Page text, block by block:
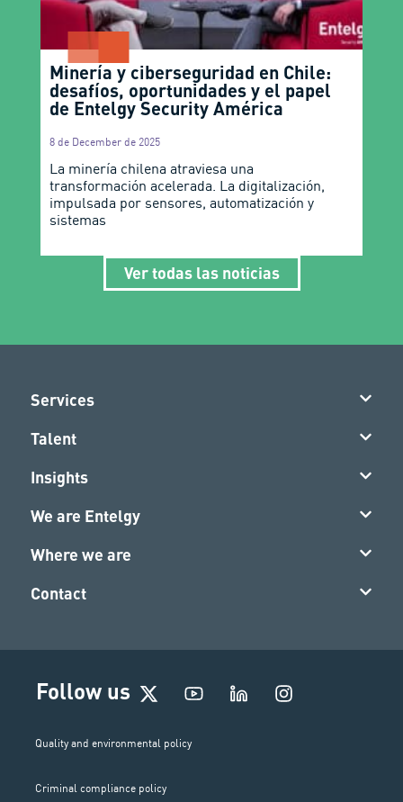
Minería y ciberseguridad en Chile:
desafíos, oportunidades y el papel
de Entelgy Security América
8 de December de 2025
La minería chilena atraviesa una
transformación acelerada. La digitalización,
impulsada por sensores, automatización y
sistemas
Ver todas las noticias
Services
Talent
Insights
We are Entelgy
Where we are
Contact
Follow us
I
n
Quality and environmental policy
Criminal compliance policy